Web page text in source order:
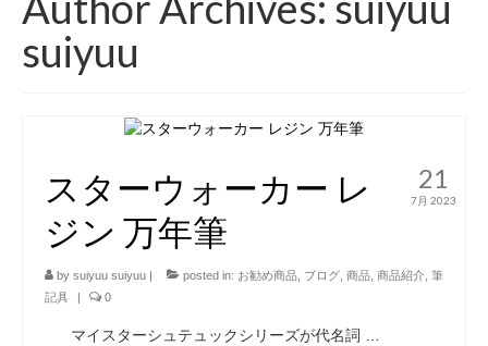
suiyuu
21
7月 2023
スターウォーカー レ
ジン 万年筆
by suiyuu suiyuu | posted in: お勧め商品 ブログ 商品 商品紹介 筆
記具
| 0
マイスターシュテュックシリーズが代名詞 …